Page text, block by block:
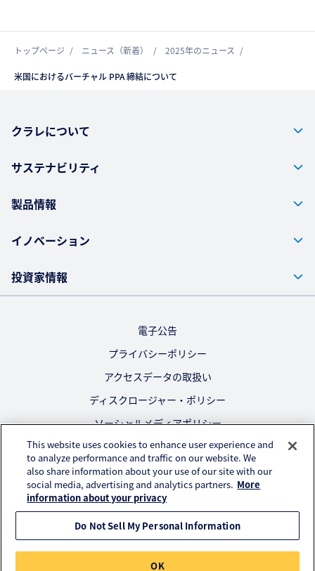
トップページ ニュース（新着） 2025年のニュース
米国におけるバーチャル PPA 締結について
クラレについて
サステナビリティ
製品情報
イノベーション
投資家情報
電子公告
プライバシーポリシー
アクセスデータの取扱い
ディスクロージャー・ポリシー
ソーシャルメディアポリシー
ご利用にあたって
公式SNS
© KURARAY CO., LTD. All RIGHTS RESERVED.
This website uses cookies to enhance user experience and
to analyze performance and traffic on our website. We
also share information about your use of our site with our
social media, advertising and analytics partners. More
information about your privacy
Do Not Sell My Personal Information
OK